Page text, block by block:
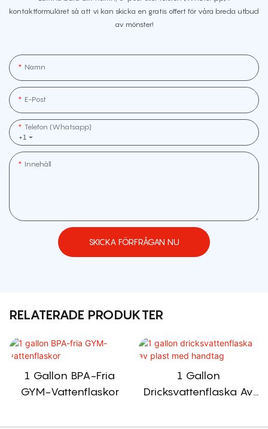
kontaktformuläret så att vi kan skicka en gratis offert för våra breda utbud
av mönster!
Namn
E-Post
+1
Telefon (whatsapp]
Innehåll
SKICKA FÖRFRÅGAN NU
RELATERADE PRODUKTER
1 Gallon BPA-Fria
GYM-Vattenflaskor
1 Gallon
Dricksvattenflaska Av